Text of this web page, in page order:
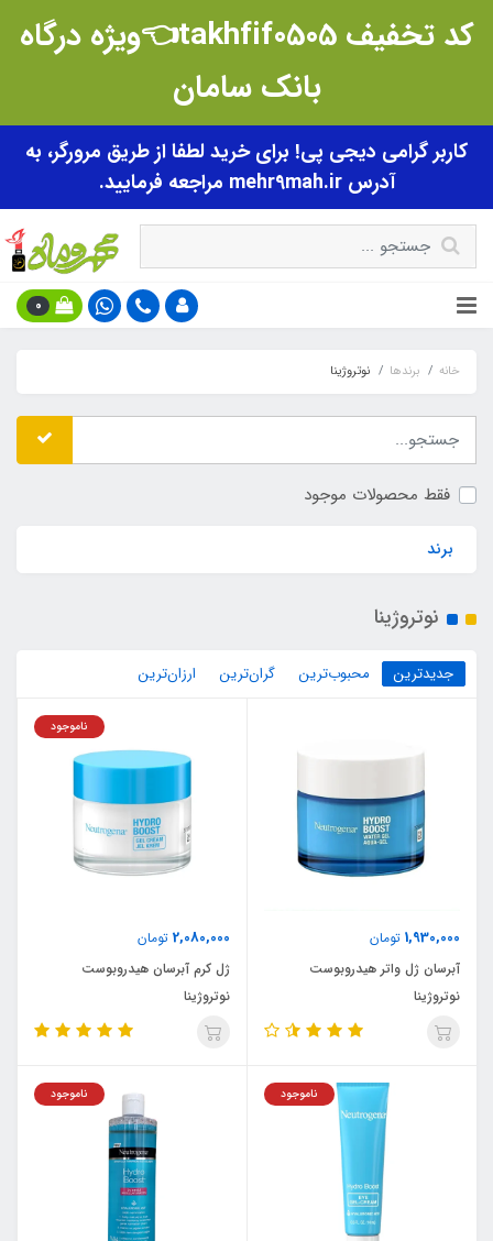
کد تخفیف takhfif0505👈ویژه درگاه
بانک سامان
کاربر گرامی دیجی پی! برای خرید لطفا از طریق مرورگر، به
آدرس mehr9mah.ir مراجعه فرمایید.
0
خانه برندها نوتروژینا
فقط محصولات موجود
برند
نوتروژینا
جدیدترین محبوب‌ترین گران‌ترین ارزان‌ترین
1,930,000 تومان
آبرسان ژل واتر هیدروبوست
نوتروژینا
2,080,000 تومان
ناموجود
ژل کرم آبرسان هیدروبوست
نوتروژینا
ناموجود ناموجود